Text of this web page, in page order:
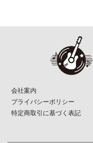
会社案内
プライバシーポリシー
特定商取引に基づく表記